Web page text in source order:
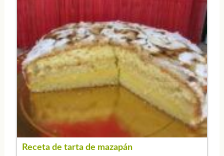
Receta de tarta de mazapán